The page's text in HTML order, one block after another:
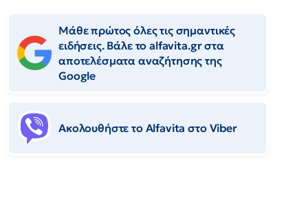
Μάθε πρώτος όλες τις σημαντικές
ειδήσεις. Βάλε το alfavita.gr στα
αποτελέσματα αναζήτησης της
Google
Ακολουθήστε το Αlfavita στο Viber